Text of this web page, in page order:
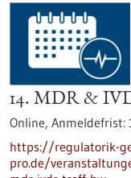
14. MDR &
Online, Anmeldefrist:
https://regulatorik-
pro.de/